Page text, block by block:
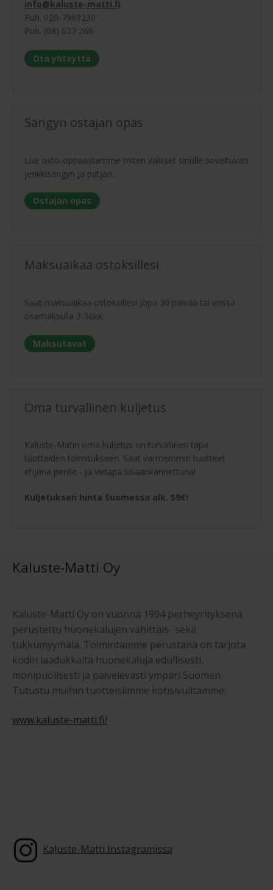
info@kaluste-matti.fi
Puh. 020-7969230
Puh. (08) 627 266
Ota yhteyttä
Sängyn ostajan opas
Lue osto-oppaastamme miten valitset sinulle soveltuvan
jenkkisängyn ja patjan.
Ostajan opas
Maksuaikaa ostoksillesi
Saat maksuaikaa ostoksillesi jopa 30 päivää tai erissä
osamaksulla 3-36kk.
Maksutavat
Oma turvallinen kuljetus
Kaluste-Matin oma kuljetus on turvallinen tapa
tuotteiden toimitukseen. Saat varmemmin tuotteet
ehjänä perille - ja vieläpä sisäänkannettuna!
Kuljetuksen hinta Suomessa alk. 59€!
Kaluste-Matti Oy
Kaluste-Matti Oy on vuonna 1994 perheyrityksenä
perustettu huonekalujen vähittäis- sekä
tukkumyymälä. Toimintamme perustana on tarjota
kodin laadukkaita huonekaluja edullisesti,
monipuolisesti ja palvelevasti ympäri Suomen.
Tutustu muihin tuotteisiimme kotisivuiltamme:
www.kaluste-matti.fi/
Kaluste-Matti Instagramissa